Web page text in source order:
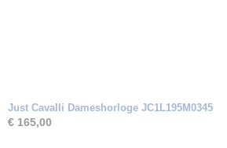
Just Cavalli Dameshorloge JC1L195M0345
€ 165,00